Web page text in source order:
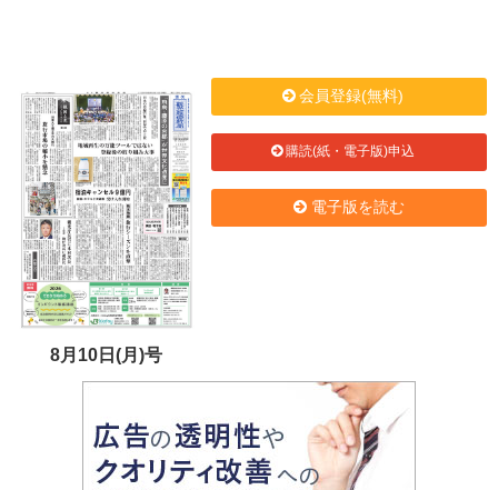
8月10日(月)号
会員登録(無料)
購読(紙・電子版)申込
電子版を読む